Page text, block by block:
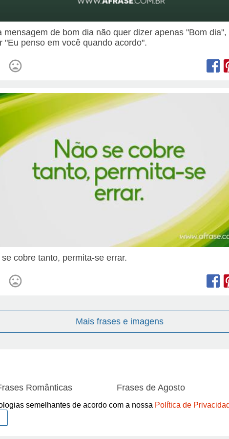
mensagem de bom dia não quer dizer apenas "Bom dia",
"Eu penso em você quando acordo".
se cobre tanto, permita-se errar.
Mais frases e imagens
Românticas
Frases de Agosto
de Amor
Frases de Aniversário
de Atitude
semelhantes de acordo com a nossa Política de